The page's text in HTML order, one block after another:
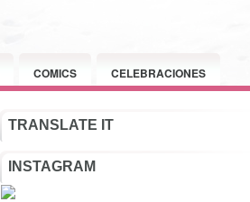
COMICS CELEBRACIONES
TRANSLATE IT
INSTAGRAM